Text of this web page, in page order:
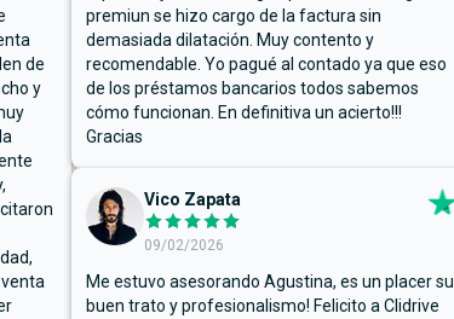
de
y
premiun se hizo cargo de la factura sin
demasiada dilatación. Muy contento y
recomendable. Yo pagué al contado ya que eso
de los préstamos bancarios todos sabemos
cómo funcionan. En definitiva un acierto!!!
Gracias
Vico Zapata
09/02/2026
Me estuvo asesorando Agustina, es un placer su
buen trato y profesionalismo! Felicito a Clidrive